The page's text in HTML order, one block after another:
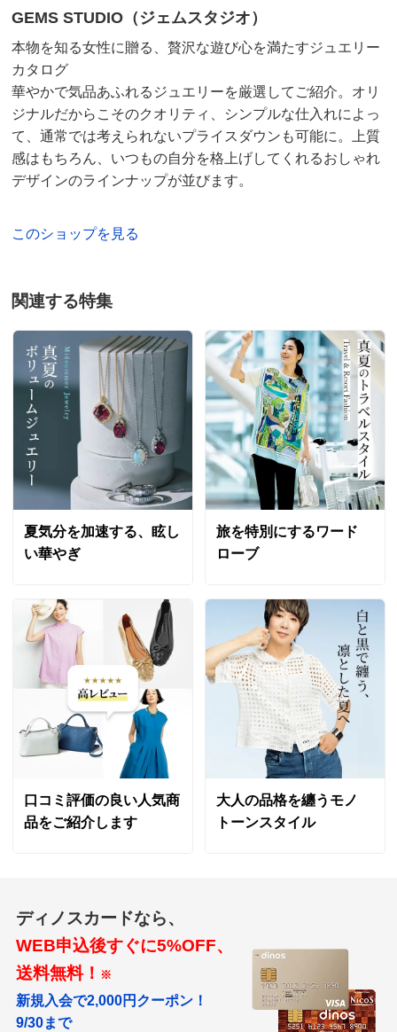
GEMS STUDIO（ジェムスタジオ）
本物を知る女性に贈る、贅沢な遊び心を満たすジュエリー
カタログ
華やかで気品あふれるジュエリーを厳選してご紹介。オリ
ジナルだからこそのクオリティ、シンプルな仕入れによっ
て、通常では考えられないプライスダウンも可能に。上質
感はもちろん、いつもの自分を格上げしてくれるおしゃれ
デザインのラインナップが並びます。
このショップを見る
関連する特集
夏気分を加速する、眩し
い華やぎ
旅を特別にするワード
ローブ
口コミ評価の良い人気商
品をご紹介します
大人の品格を纏うモノ
トーンスタイル
ディノスカードなら、
WEB申込後すぐに5%OFF、
送料無料！ ※
新規入会で2,000円クーポン！
9/30まで